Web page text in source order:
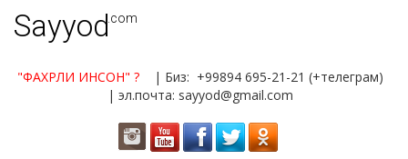
Sayyod.com
"ФАХРЛИ ИНСОН" ?
| Биз: +99894 695-21-21 (+телеграм)
| эл.почта: sayyod@gmail.com